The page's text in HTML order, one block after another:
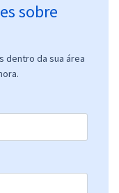
sobre
dentro da sua área